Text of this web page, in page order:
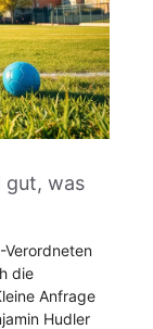
gut, was
Verordneten
die
Anfrage
Hudler